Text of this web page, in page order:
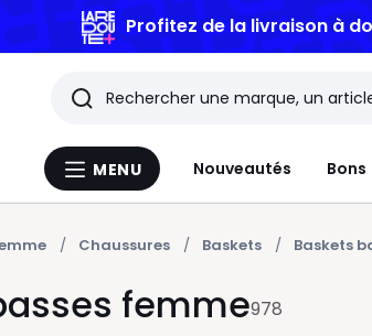
Profitez de la livraison à
Menu
MENU Nouveautés Bons
Rechercher
Les
derniers
articles
consultés
Chaussures Baskets Baskets
femme978